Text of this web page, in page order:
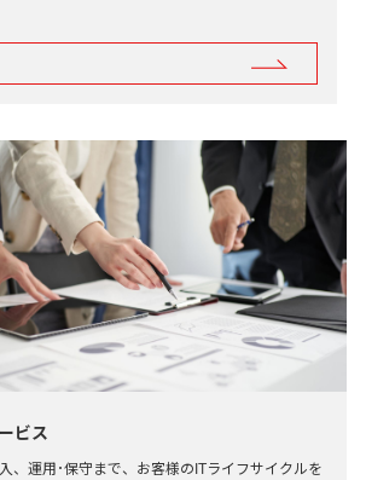
ビス
、運用･保守まで、お客様のITライフサイクルを